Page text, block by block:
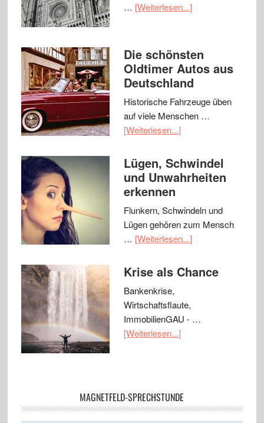
… [Weiterlesen...]
Die schönsten
Oldtimer Autos aus
Deutschland
Historische Fahrzeuge üben
auf viele Menschen …
[Weiterlesen...]
Lügen, Schwindel
und Unwahrheiten
erkennen
Flunkern, Schwindeln und
Lügen gehören zum Mensch
… [Weiterlesen...]
Krise als Chance
Bankenkrise,
Wirtschaftsflaute,
ImmobilienGAU - …
[Weiterlesen...]
MAGNETFELD-SPRECHSTUNDE